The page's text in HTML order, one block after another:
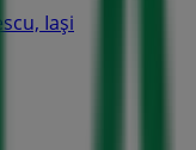
Iași